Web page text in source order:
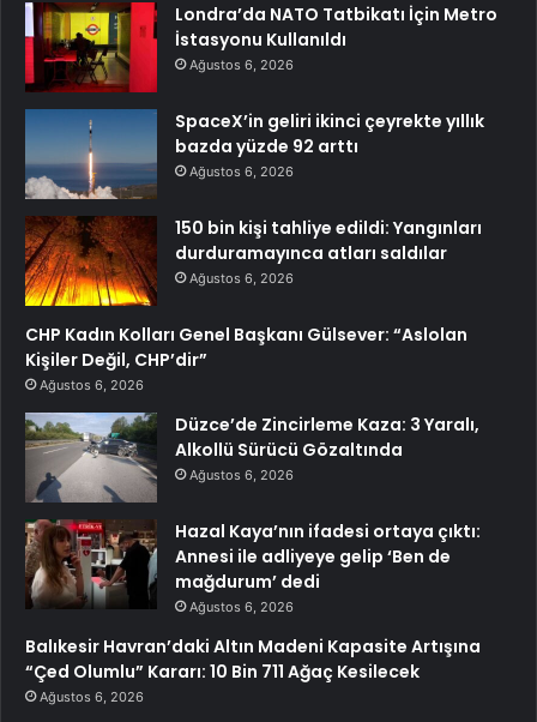
Londra’da NATO Tatbikatı İçin Metro
İstasyonu Kullanıldı
Ağustos 6, 2026
SpaceX’in geliri ikinci çeyrekte yıllık
bazda yüzde 92 arttı
Ağustos 6, 2026
150 bin kişi tahliye edildi: Yangınları
durduramayınca atları saldılar
Ağustos 6, 2026
CHP Kadın Kolları Genel Başkanı Gülsever: “Aslolan
Kişiler Değil, CHP’dir”
Ağustos 6, 2026
Düzce’de Zincirleme Kaza: 3 Yaralı,
Alkollü Sürücü Gözaltında
Ağustos 6, 2026
Hazal Kaya’nın ifadesi ortaya çıktı:
Annesi ile adliyeye gelip ‘Ben de
mağdurum’ dedi
Ağustos 6, 2026
Balıkesir Havran’daki Altın Madeni Kapasite Artışına
“Çed Olumlu” Kararı: 10 Bin 711 Ağaç Kesilecek
Ağustos 6, 2026